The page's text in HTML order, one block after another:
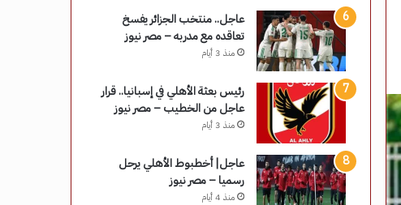
عاجل.. منتخب الجزائر يفسخ
تعاقده مع مدربه – مصر نيوز
منذ 3 أيام
رئيس بعثة الأهلي في إسبانيا.. قرار
عاجل من الخطيب – مصر نيوز
منذ 3 أيام
عاجل| أخطبوط الأهلي يرحل
رسميا – مصر نيوز
منذ 4 أيام